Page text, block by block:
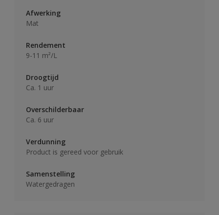
Afwerking
Mat
Rendement
9-11 m²/L
Droogtijd
Ca. 1 uur
Overschilderbaar
Ca. 6 uur
Verdunning
Product is gereed voor gebruik
Samenstelling
Watergedragen